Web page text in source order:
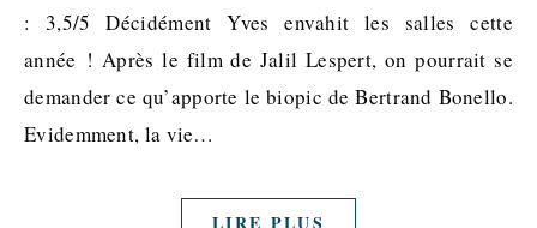
: 3,5/5 Décidément Yves envahit les salles cette
année ! Après le film de Jalil Lespert, on pourrait se
demander ce qu’apporte le biopic de Bertrand Bonello.
Evidemment, la vie…
LIRE PLUS